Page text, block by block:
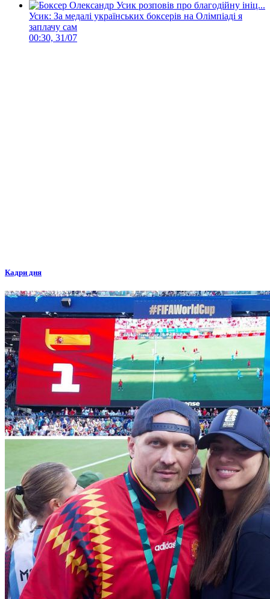
Усик: За медалі українських боксерів на Олімпіаді я
заплачу сам
00:30, 31/07
Кадри дня